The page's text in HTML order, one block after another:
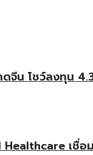
ดจีน โชว์ลงทุน
เชื่อ